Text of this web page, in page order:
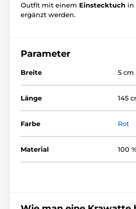
Outfit mit einem Einstecktuch in
ergänzt werden.
Parameter
Breite 5 cm
Länge 145
Farbe Rot
Material 100